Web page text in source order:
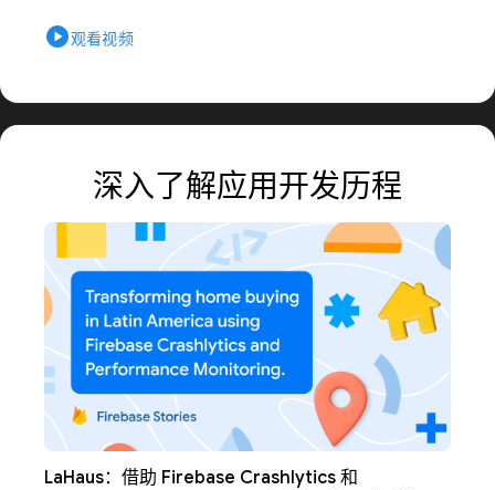
play_circle观看视频
深入了解应用开发历程
LaHaus：借助 Firebase Crashlytics 和